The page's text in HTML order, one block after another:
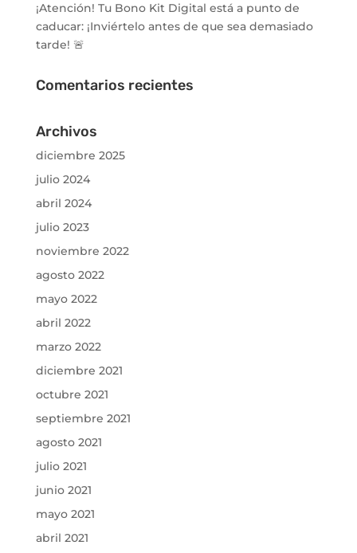
¡Atención! Tu Bono Kit Digital está a punto de
caducar: ¡Inviértelo antes de que sea demasiado
tarde! 🚨
Comentarios recientes
Archivos
diciembre 2025
julio 2024
abril 2024
julio 2023
noviembre 2022
agosto 2022
mayo 2022
abril 2022
marzo 2022
diciembre 2021
octubre 2021
septiembre 2021
agosto 2021
julio 2021
junio 2021
mayo 2021
abril 2021